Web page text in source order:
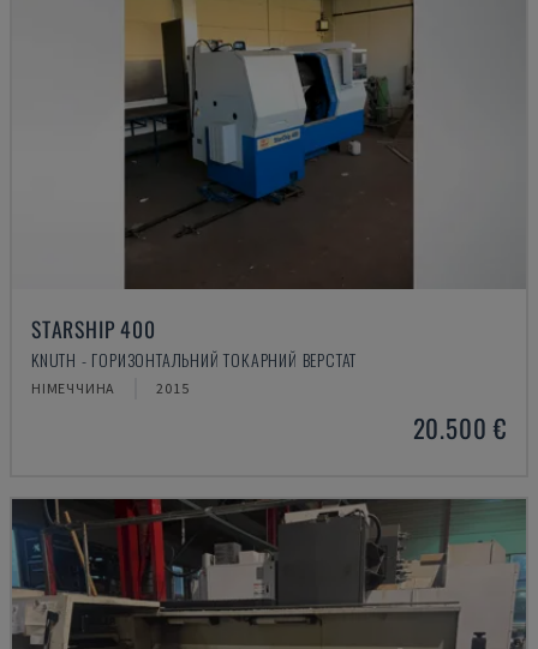
STARSHIP 400
KNUTH - ГОРИЗОНТАЛЬНИЙ ТОКАРНИЙ ВЕРСТАТ
НІМЕЧЧИНА 2015
20.500 €